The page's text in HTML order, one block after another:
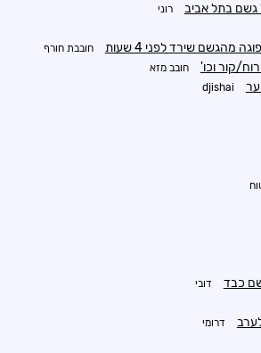
גשם בתל אביב רוני
שירד לפני 4 שעות חובבת חורף
קור וכו' חובב מזא
djishai
כבד דובי
דרומי